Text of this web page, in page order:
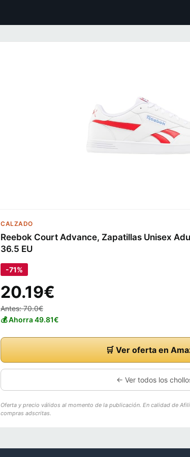
CALZADO
Reebok Court Advance, Zapatillas Unisex
36.5 EU
-71%
20.19€
Antes: 70.0€
💰 Ahorra 49.81€
🛒 Ver oferta en
← Ver todos los
Oferta y precio válidos al momento de la publicación. En calidad de
compras adscritas.